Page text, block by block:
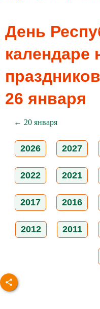
День
календаре
26 января
← 20 января
2026 2027
2022 2021
2017 2016
2012 2011